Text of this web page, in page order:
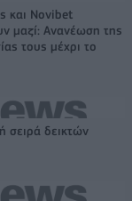
και Novibet
μαζί: Ανανέωση της
τους μέχρι το
σειρά δεικτών